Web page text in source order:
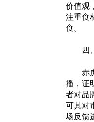
价值观
注重食
食。
四、
赤虎
播，证
者对品
可其对
场反馈